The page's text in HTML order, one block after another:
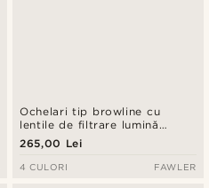
Ochelari tip browline cu
lentile de filtrare lumină
albastră
265,00 Lei
4 CULORI FAWLER